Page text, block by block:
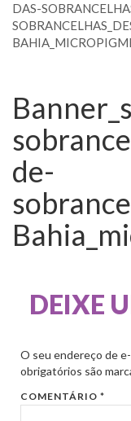
DAS-
de-
DEIXE
O seu endereço de
obrigatórios são
COMENTÁRIO*